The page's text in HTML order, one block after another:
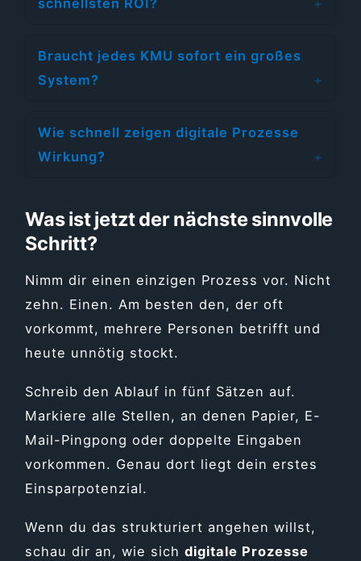
schnellsten ROI?
Braucht jedes KMU sofort ein großes
System?
Wie schnell zeigen digitale Prozesse
Wirkung?
Was ist jetzt der nächste sinnvolle
Schritt?
Nimm dir einen einzigen Prozess vor. Nicht
zehn. Einen. Am besten den, der oft
vorkommt, mehrere Personen betrifft und
heute unnötig stockt.
Schreib den Ablauf in fünf Sätzen auf.
Markiere alle Stellen, an denen Papier, E-
Mail-Pingpong oder doppelte Eingaben
vorkommen. Genau dort liegt dein erstes
Einsparpotenzial.
Wenn du das strukturiert angehen willst,
schau dir an, wie sichdigitale Prozesse